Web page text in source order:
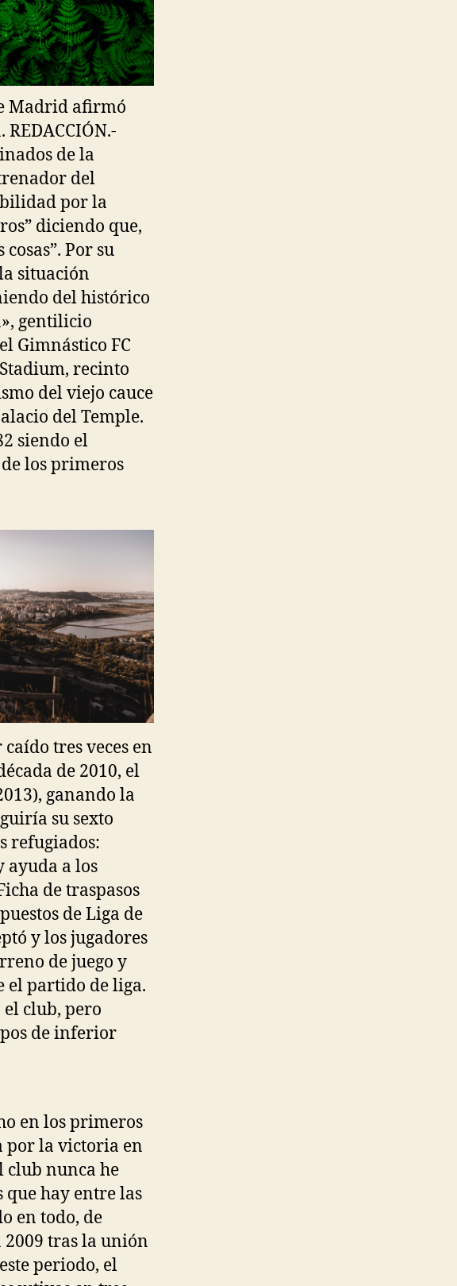
Madrid afirmó
de la
del
por la
diciendo que,
Por su
situación
del histórico
gentilicio
Gimnástico FC
recinto
del viejo cauce
del Temple.
siendo el
los primeros
tres veces en
de 2010, el
ganando la
su sexto
refugiados:
ayuda a los
de traspasos
de Liga de
y los jugadores
de juego y
partido de liga.
club, pero
de inferior
en los primeros
por la victoria en
club nunca he
que hay entre las
en todo, de
2009 tras la unión
periodo, el